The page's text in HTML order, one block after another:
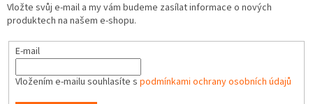
Vložte svůj e-mail a my vám budeme zasílat informace o nových
produktech na našem e-shopu.
E-mail
Vložením e-mailu souhlasíte s podmínkami ochrany osobních údajů